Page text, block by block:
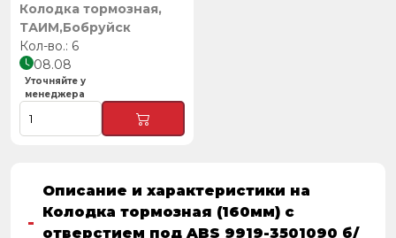
Колодка тормозная,
ТАИМ,Бобруйск
6
08.08
Уточняйте у
менеджера
Описание и характеристики на
Колодка тормозная (160мм) с
отверстием под ABS 9919-3501090 б/